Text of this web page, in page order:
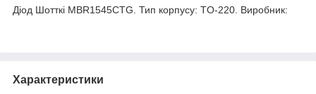
Діод Шотткі MBR1545CTG. Тип корпусу: TO-220. Виробник:
Характеристики